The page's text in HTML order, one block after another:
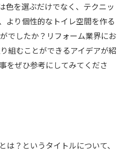
色を選ぶだけでなく、テクニッ
より個性的なトイレ空間を作る
でしたか？リフォーム業界にお
組むことができるアイデアが紹
をぜひ参考にしてみてくださ
は？というタイトルについて、